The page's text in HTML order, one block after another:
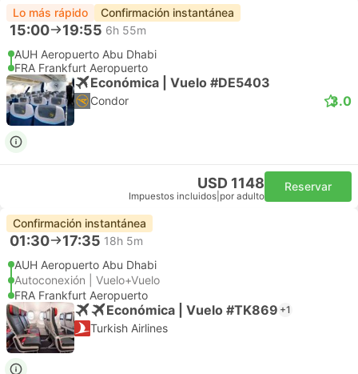
Lo más rápido Confirmación instantánea
15:00 19:55 6h 55m
AUH Aeropuerto Abu Dhabi
FRA Frankfurt Aeropuerto
Económica | Vuelo #DE5403
Condor 3.0
USD 1148
Impuestos incluidos por adulto
Reservar
Confirmación instantánea
01:30 17:35 18h 5m
AUH Aeropuerto Abu Dhabi
Autoconexión | Vuelo+Vuelo
FRA Frankfurt Aeropuerto
Económica | Vuelo #TK869 +1
Turkish Airlines